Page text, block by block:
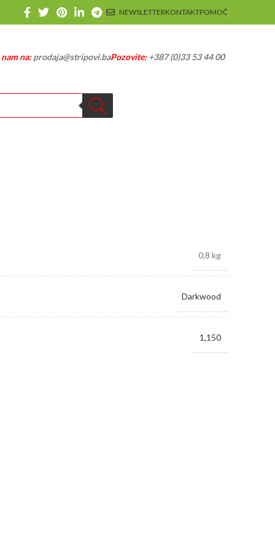
NEWSLETTERKONTAKTPOMOĆ
na:prodaja@stripovi.baPozovite:+387 (0)33 53 44 00
0,8 kg
Darkwood
1,150